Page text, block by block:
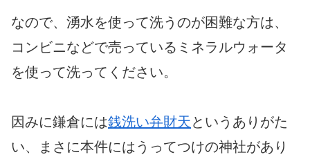
なので、湧水を使って洗うのが困難な方は、
コンビニなどで売っているミネラルウォータ
を使って洗ってください。
因みに鎌倉には銭洗い弁財天というありがた
い、まさに本件にはうってつけの神社があり